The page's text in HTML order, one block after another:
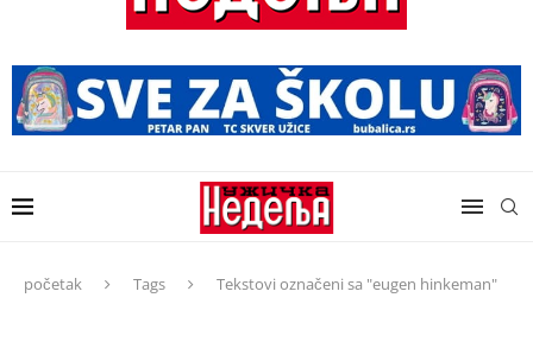
početak Tags Tekstovi označeni sa "eugen hinkeman"